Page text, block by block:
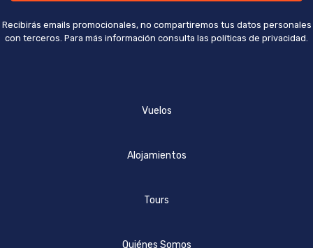
Recibirás emails promocionales, no compartiremos tus datos personales
con terceros. Para más información consulta las políticas de privacidad.
Vuelos
Alojamientos
Tours
Quiénes Somos